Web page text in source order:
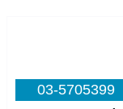
03-5705399